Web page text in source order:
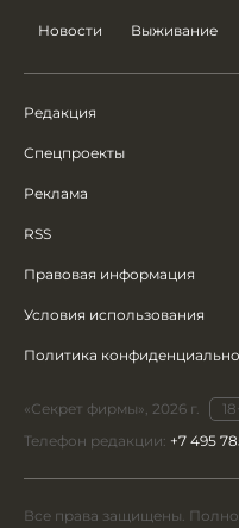
Новости Выживание
Редакция
Спецпроекты
Реклама
RSS
Правовая информация
Условия использования
Политика
«Секрет фирмы», 2026 г.
Телефон редакции: +7 495
Все права защищены.